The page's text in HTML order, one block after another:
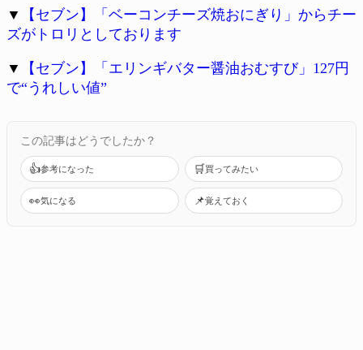
▼
【セブン】「ベーコンチーズ焼おにぎり」からチー
ズがトロリとしております
▼
【セブン】「エリンギバター醤油おむすび」127円
で“うれしい値”
この記事はどうでしたか？
👍参考になった 🛒買ってみたい
👀気になる 📌覚えておく